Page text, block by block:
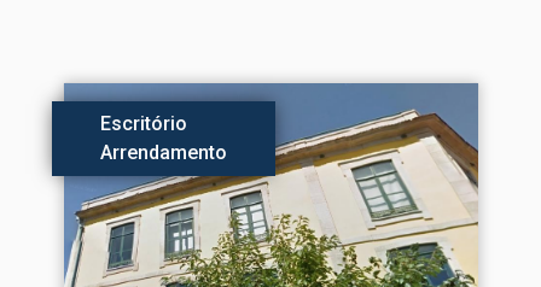
Escritório
Arrendamento